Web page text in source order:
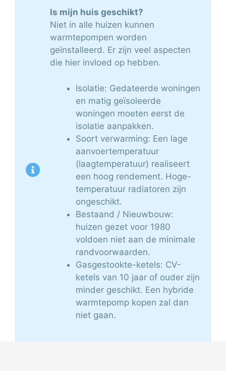
Is mijn huis geschikt?
Niet in alle huizen kunnen
warmtepompen worden
geïnstalleerd. Er zijn veel aspecten
die hier invloed op hebben.
Isolatie: Gedateerde woningen
en matig geïsoleerde
woningen moeten eerst de
isolatie aanpakken.
Soort verwarming: Een lage
aanvoertemperatuur
(laagtemperatuur) realiseert
een hoog rendement. Hoge-
temperatuur radiatoren zijn
ongeschikt.
Bestaand / Nieuwbouw:
huizen gezet voor 1980
voldoen niet aan de minimale
randvoorwaarden.
Gasgestookte-ketels: CV-
ketels van 10 jaar of ouder zijn
minder geschikt. Een hybride
warmtepomp kopen zal dan
niet gaan.